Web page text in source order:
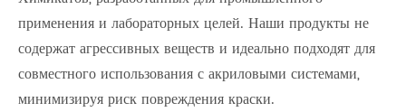
применения и лабораторных целей. Наши продукты не
содержат агрессивных веществ и идеально подходят для
совместного использования с акриловыми системами,
минимизируя риск повреждения краски.